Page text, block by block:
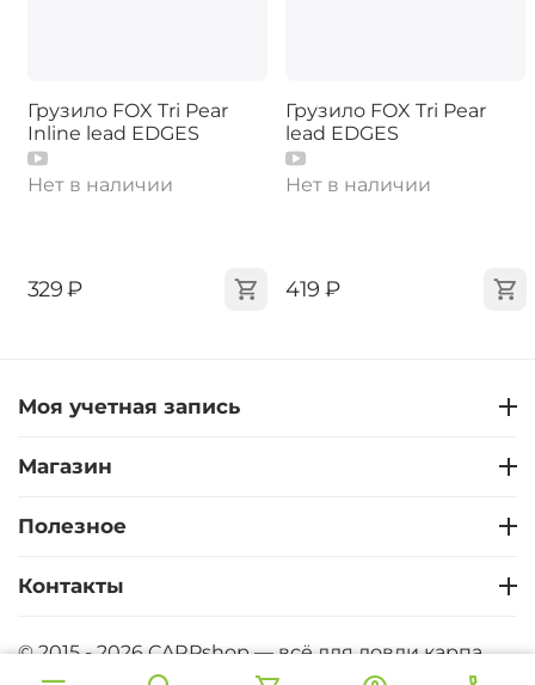
Грузило FOX Tri Pear
Inline lead EDGES
Нет в наличии
‍329‍ ₽
Грузило FOX Tri Pear
lead EDGES
Нет в наличии
‍419‍ ₽
Моя учетная запись
Магазин
Полезное
Контакты
© 2015 - 2026 CARPshop — всё для ловли карпа.
CARPshop - Карпфишинг интернет магазин. Все